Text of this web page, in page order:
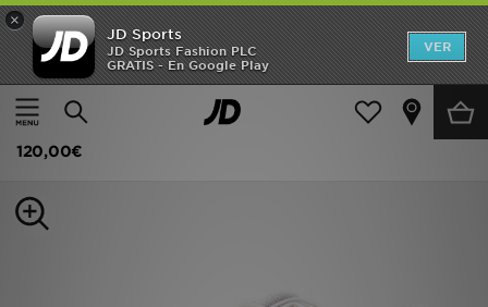
×
JD Sports
JD Sports Fashion PLC
GRATIS - En Google Play
VER
Página principal
Mujer Calzado de mujer Zapatillas
New Balance 740 para mujer
120,00€
Hombre
Mujer
Estilo